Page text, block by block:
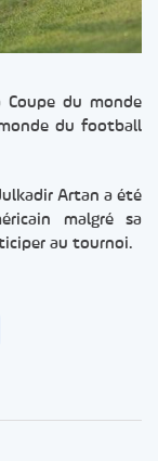
du monde
du football
Artan a été
malgré sa
au tournoi.